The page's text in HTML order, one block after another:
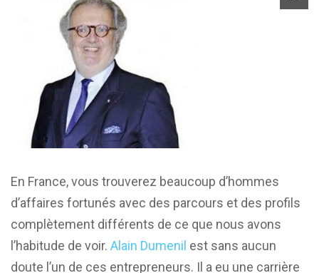
En France, vous trouverez beaucoup d’hommes
d’affaires fortunés avec des parcours et des profils
complètement différents de ce que nous avons
l’habitude de voir. Alain Dumenil est sans aucun
doute l’un de ces entrepreneurs. Il a eu une carrière